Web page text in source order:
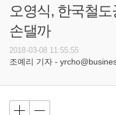
오영식, 한국철
손댈까
2018-03-08 11:55:55
조예리 기자 -